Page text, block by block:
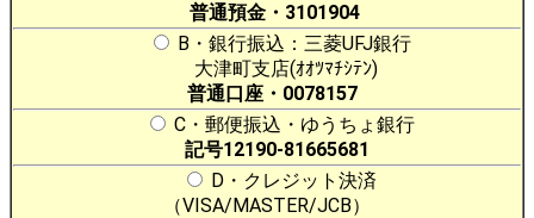
普通預金・3101904
B・銀行振込：三菱UFJ銀行
大津町支店(ｵｵﾂﾏﾁｼﾃﾝ)
普通口座・0078157
C・郵便振込・ゆうちょ銀行
記号12190-81665681
D・クレジット決済
（VISA/MASTER/JCB）